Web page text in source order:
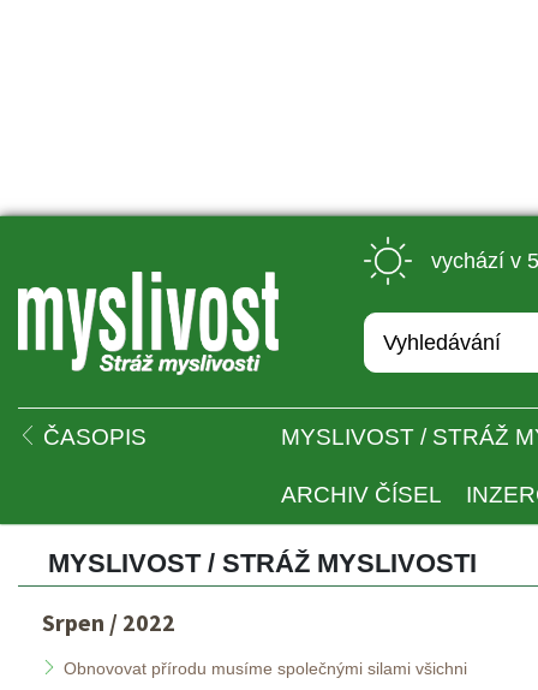
vychází v
ČASOPIS MYSLIVOST / STRÁŽ
ARCHIV ČÍSEL
MYSLIVOST / STRÁŽ MYSLIVOSTI
Srpen / 2022
Obnovovat přírodu musíme společnými silami všichni